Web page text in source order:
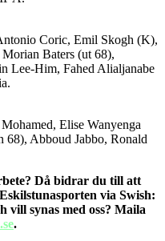
Coric, Emil Skogh (K),
Baters (ut 68),
Lee-Him, Fahed Alialjanabe
Elise Wanyenga
Abboud Jabbo, Ronald
Då bidrar du till att
via Swish:
vill synas med oss? Maila
.